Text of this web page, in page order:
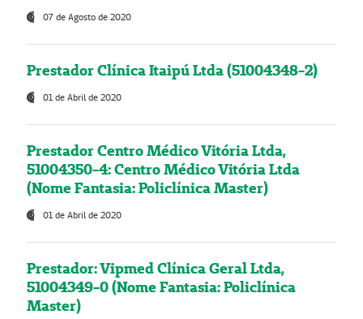
07 de Agosto de 2020
Prestador Clínica Itaipú Ltda (51004348-2)
01 de Abril de 2020
Prestador Centro Médico Vitória Ltda,
51004350-4: Centro Médico Vitória Ltda
(Nome Fantasia: Policlínica Master)
01 de Abril de 2020
Prestador: Vipmed Clínica Geral Ltda,
51004349-0 (Nome Fantasia: Policlínica
Master)